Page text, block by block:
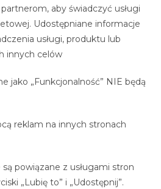
aby świadczyć usługi
Udostępniane informacje
usługi, produktu lub
innych celów
jako „Funkcjonalność” NIE będą
reklam na innych stronach
powiązane z usługami stron
„Lubię to” i „Udostępnij”.